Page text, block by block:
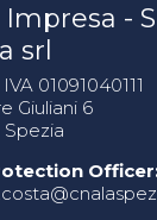
Impresa -
srl
01091040111
Giuliani 6
Spezia